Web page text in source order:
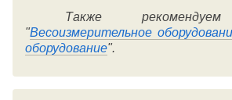
Также рекомендуем
"Весоизмерительное
оборудование".